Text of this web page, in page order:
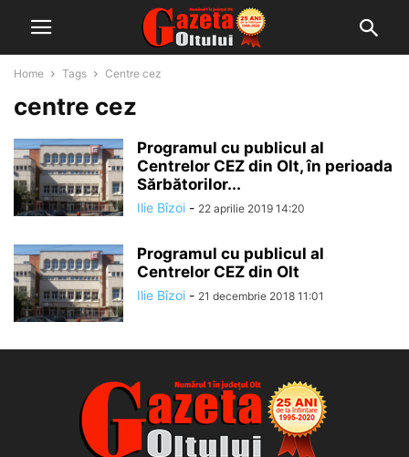
Home Tags Centre cez
centre cez
Programul cu publicul al
Centrelor CEZ din Olt, în perioada
Sărbătorilor...
Ilie Bîzoi - 22 aprilie 2019 14:20
Programul cu publicul al
Centrelor CEZ din Olt
Ilie Bîzoi - 21 decembrie 2018 11:01